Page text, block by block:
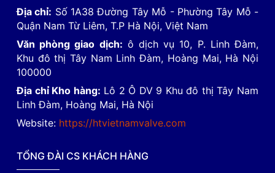
Địa chỉ: Số 1A38 Đường Tây Mỗ - Phường Tây Mỗ -
Quận Nam Từ Liêm, T.P Hà Nội, Việt Nam
Văn phòng giao dịch: ô dịch vụ 10, P. Linh Đàm,
Khu đô thị Tây Nam Linh Đàm, Hoàng Mai, Hà Nội
100000
Địa chỉ Kho hàng: Lô 2 Ô DV 9 Khu đô thị Tây Nam
Linh Đàm, Hoàng Mai, Hà Nội
Website: https://htvietnamvalve.com
TỔNG ĐÀI CS KHÁCH HÀNG